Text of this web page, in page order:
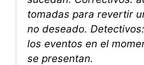
tomadas para revertir
no deseado.
los eventos en el
se presentan.